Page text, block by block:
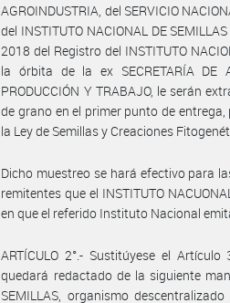
AGROINDUSTRIA, del SERVICIO
del INSTITUTO NACIONAL DE
2018 del Registro del INSTITUTO
la órbita de la ex SECRETARÍA DE
PRODUCCIÓN Y TRABAJO, le serán
de grano en el primer punto de
la Ley de Semillas y Creaciones
Dicho muestreo se hará efectivo para
remitentes que el INSTITUTO
en que el referido Instituto Nacional
ARTÍCULO 2°.- Sustitúyese el
quedará redactado de la siguiente
SEMILLAS, organismo